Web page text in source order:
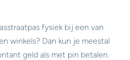
fysiek bij een van
winkels? Dan kun je meestal
geld als met pin betalen.